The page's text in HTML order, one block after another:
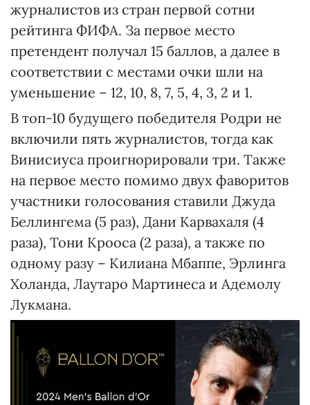
журналистов из стран первой сотни
рейтинга ФИФА. За первое место
претендент получал 15 баллов, а далее в
соответствии с местами очки шли на
уменьшение – 12, 10, 8, 7, 5, 4, 3, 2 и 1.
В топ-10 будущего победителя Родри не
включили пять журналистов, тогда как
Винисиуса проигнорировали три. Также
на первое место помимо двух фаворитов
участники голосования ставили Джуда
Беллингема (5 раз), Дани Карвахаля (4
раза), Тони Крооса (2 раза), а также по
одному разу – Килиана Мбаппе, Эрлинга
Холанда, Лаутаро Мартинеса и Адемолу
Лукмана.